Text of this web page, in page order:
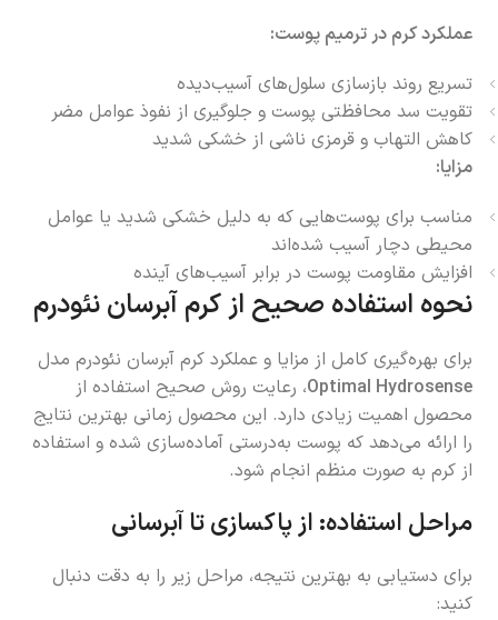
عملکرد کرم در ترمیم پوست:
تسریع روند بازسازی سلول‌های آسیب‌دیده
تقویت سد محافظتی پوست و جلوگیری از نفوذ عوامل مضر
کاهش التهاب و قرمزی ناشی از خشکی شدید
مزایا:
مناسب برای پوست‌هایی که به دلیل خشکی شدید یا عوامل
محیطی دچار آسیب شده‌اند
افزایش مقاومت پوست در برابر آسیب‌های آینده
نحوه استفاده صحیح از کرم آبرسان نئودرم
برای بهره‌گیری کامل از مزایا و عملکرد کرم آبرسان نئودرم مدل
Optimal Hydrosense، رعایت روش صحیح استفاده از
محصول اهمیت زیادی دارد. این محصول زمانی بهترین نتایج
را ارائه می‌دهد که پوست به‌درستی آماده‌سازی شده و استفاده
از کرم به صورت منظم انجام شود.
مراحل استفاده: از پاکسازی تا آبرسانی
برای دستیابی به بهترین نتیجه، مراحل زیر را به دقت دنبال
کنید: